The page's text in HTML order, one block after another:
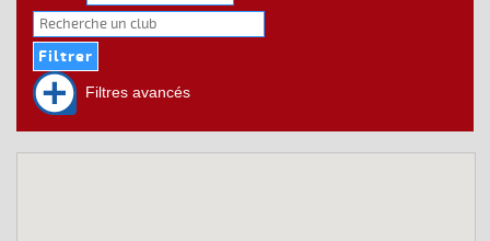
Filtres avancés